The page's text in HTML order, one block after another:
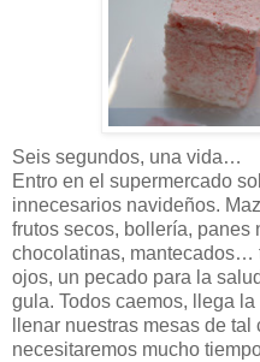
Seis segundos, una vida…
Entro en el supermercado
innecesarios navideños.
frutos secos, bollería, panes
chocolatinas, mantecados…
ojos, un pecado para la
gula. Todos caemos, llega
llenar nuestras mesas de
necesitaremos mucho